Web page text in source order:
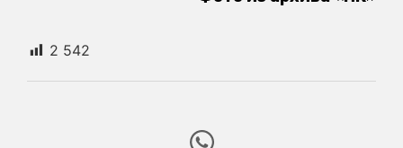
2 542